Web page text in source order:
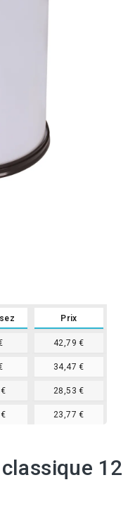
Prix
42,79 €
34,47 €
28,53 €
23,77 €
12